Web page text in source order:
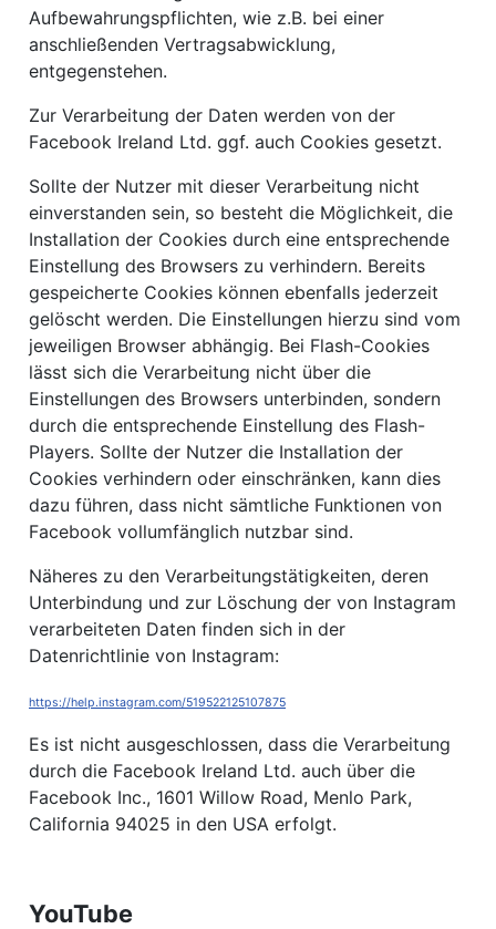
Aufbewahrungspflichten, wie z.B. bei einer
anschließenden Vertragsabwicklung,
entgegenstehen.
Zur Verarbeitung der Daten werden von der
Facebook Ireland Ltd. ggf. auch Cookies gesetzt.
Sollte der Nutzer mit dieser Verarbeitung nicht
einverstanden sein, so besteht die Möglichkeit, die
Installation der Cookies durch eine entsprechende
Einstellung des Browsers zu verhindern. Bereits
gespeicherte Cookies können ebenfalls jederzeit
gelöscht werden. Die Einstellungen hierzu sind vom
jeweiligen Browser abhängig. Bei Flash-Cookies
lässt sich die Verarbeitung nicht über die
Einstellungen des Browsers unterbinden, sondern
durch die entsprechende Einstellung des Flash-
Players. Sollte der Nutzer die Installation der
Cookies verhindern oder einschränken, kann dies
dazu führen, dass nicht sämtliche Funktionen von
Facebook vollumfänglich nutzbar sind.
Näheres zu den Verarbeitungstätigkeiten, deren
Unterbindung und zur Löschung der von Instagram
verarbeiteten Daten finden sich in der
Datenrichtlinie von Instagram:
https://help.instagram.com/519522125107875
Es ist nicht ausgeschlossen, dass die Verarbeitung
durch die Facebook Ireland Ltd. auch über die
Facebook Inc., 1601 Willow Road, Menlo Park,
California 94025 in den USA erfolgt.
YouTube